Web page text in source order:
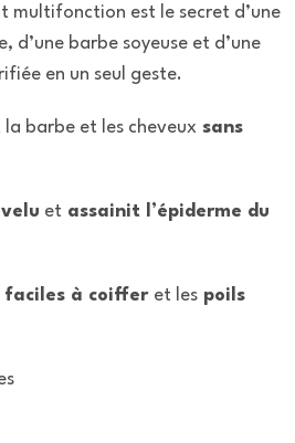
multifonction est le secret d’une
barbe soyeuse et d’une
en un seul geste.
barbe et les cheveuxsans
et assainit l’épiderme du
à coiffer et lespoils